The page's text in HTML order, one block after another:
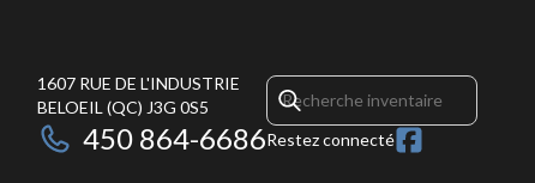
1607 RUE DE L'INDUSTRIE
BELOEIL (QC) J3G 0S5
450 864-6686Restez connecté